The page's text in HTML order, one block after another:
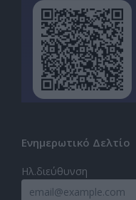
Ενημερωτικό Δελτίο
Ηλ.διεύθυνση